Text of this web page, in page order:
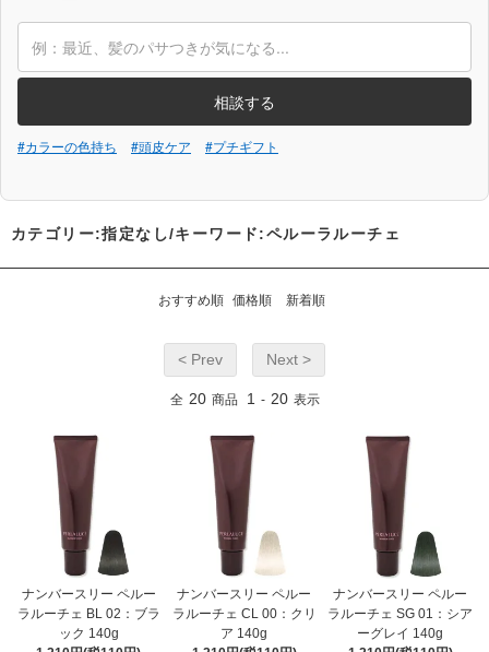
相談する
#カラーの色持ち #頭皮ケア #プチギフト
カテゴリー:指定なし/キーワード:ペルーラルーチェ
おすすめ順 価格順 新着順
< Prev Next >
全 20 商品 1 - 20 表示
ナンバースリー ペルー
ラルーチェ BL 02：ブラ
ック 140g
ナンバースリー ペルー
ラルーチェ CL 00：クリ
ア 140g
ナンバースリー ペルー
ラルーチェ SG 01：シア
ーグレイ 140g